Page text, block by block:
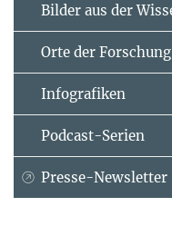
Bilder aus der
Orte der Forschung
Infografiken
Podcast-Serien
Presse-Newsletter